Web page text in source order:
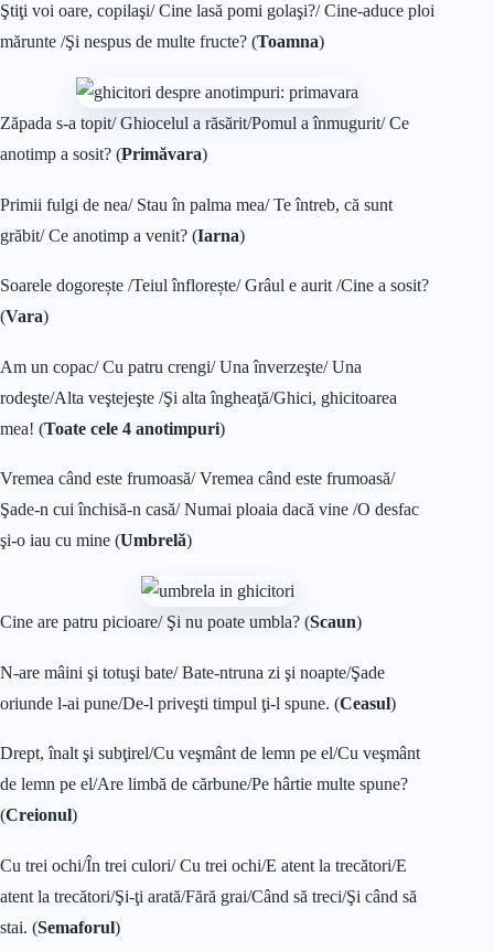
Ştiţi voi oare, copilaşi/ Cine lasă pomi golaşi?/ Cine-aduce ploi
mărunte /Şi nespus de multe fructe? (Toamna)
Zăpada s-a topit/ Ghiocelul a răsărit/Pomul a înmugurit/ Ce
anotimp a sosit? (Primăvara)
Primii fulgi de nea/ Stau în palma mea/ Te întreb, că sunt
grăbit/ Ce anotimp a venit? (Iarna)
Soarele dogorește /Teiul înflorește/ Grâul e aurit /Cine a sosit?
(Vara)
Am un copac/ Cu patru crengi/ Una înverzeşte/ Una
rodeşte/Alta veştejeşte /Şi alta îngheaţă/Ghici, ghicitoarea
mea! (Toate cele 4 anotimpuri)
Vremea când este frumoasă/ Vremea când este frumoasă/
Şade-n cui închisă-n casă/ Numai ploaia dacă vine /O desfac
şi-o iau cu mine (Umbrelă)
Cine are patru picioare/ Şi nu poate umbla? (Scaun)
N-are mâini şi totuşi bate/ Bate-ntruna zi şi noapte/Şade
oriunde l-ai pune/De-l priveşti timpul ţi-l spune. (Ceasul)
Drept, înalt şi subţirel/Cu veşmânt de lemn pe el/Cu veşmânt
de lemn pe el/Are limbă de cărbune/Pe hârtie multe spune?
(Creionul)
Cu trei ochi/În trei culori/ Cu trei ochi/E atent la trecători/E
atent la trecători/Şi-ţi arată/Fără grai/Când să treci/Şi când să
stai. (Semaforul)